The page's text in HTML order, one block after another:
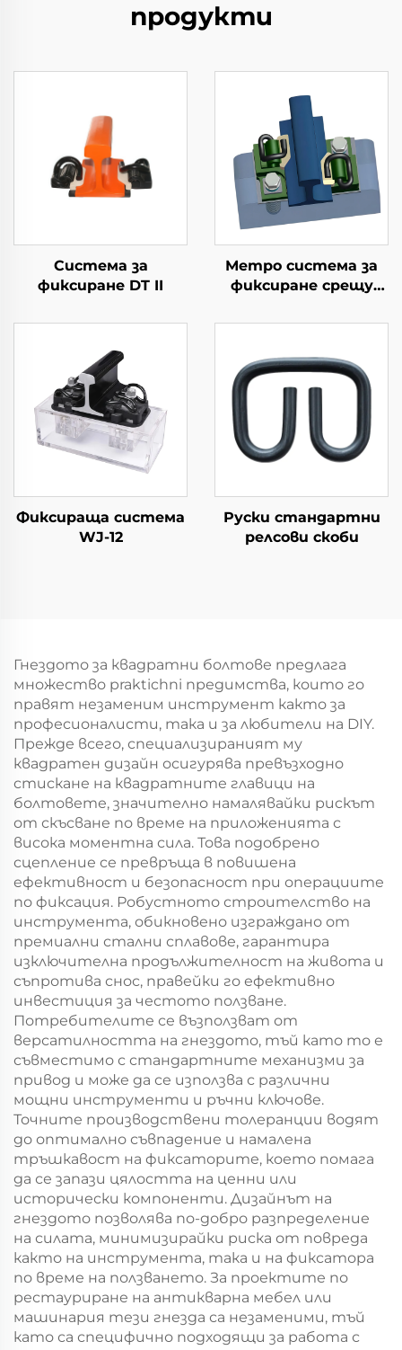
продукти
Система за
фиксиране DT II
Метро система за
фиксиране срещу
Фиксираща система
WJ-12
Руски стандартни
релсови скоби
Гнездото за квадратни болтове предлага
множество praktichni предимства, които го
правят незаменим инструмент както за
професионалисти, така и за любители на DIY.
Прежде всего, специализираният му
квадратен дизайн осигурява превъзходно
стискане на квадратните главици на
болтовете, значително намалявайки рискът
от скъсване по време на приложенията с
висока моментна сила. Това подобрено
сцепление се превръща в повишена
ефективност и безопасност при операциите
по фиксация. Робустното строителство на
инструмента, обикновено изграждано от
премиални стални сплавове, гарантира
изключителна продължителност на живота и
съпротива снос, правейки го ефективно
инвестиция за честото ползване.
Потребителите се възползват от
версатилността на гнездото, тъй като то е
съвместимо с стандартните механизми за
привод и може да се използва с различни
мощни инструменти и ръчни ключове.
Точните производствени толеранции водят
до оптимално съвпадение и намалена
тръшкавост на фиксаторите, което помага
да се запази цялостта на ценни или
исторически компоненти. Дизайнът на
гнездото позволява по-добро разпределение
на силата, минимизирайки риска от повреда
както на инструмента, така и на фиксатора
по време на ползването. За проектите по
рестауриране на антикварна мебел или
машинария тези гнезда са незаменими, тъй
като са специфично подходящи за работа с